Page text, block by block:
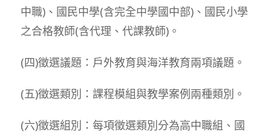
中職)、國民中學(含完全中學國中部)、國民小學
之合格教師(含代理、代課教師)。
(四)徵選議題：戶外教育與海洋教育兩項議題。
(五)徵選類別：課程模組與教學案例兩種類別。
(六)徵選組別：每項徵選類別分為高中職組、國